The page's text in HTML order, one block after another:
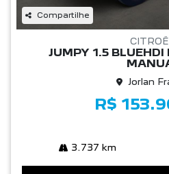
Compartilhe
JUMPY 1.5 BLUEHDI
Jorlan
R$
3.737 km